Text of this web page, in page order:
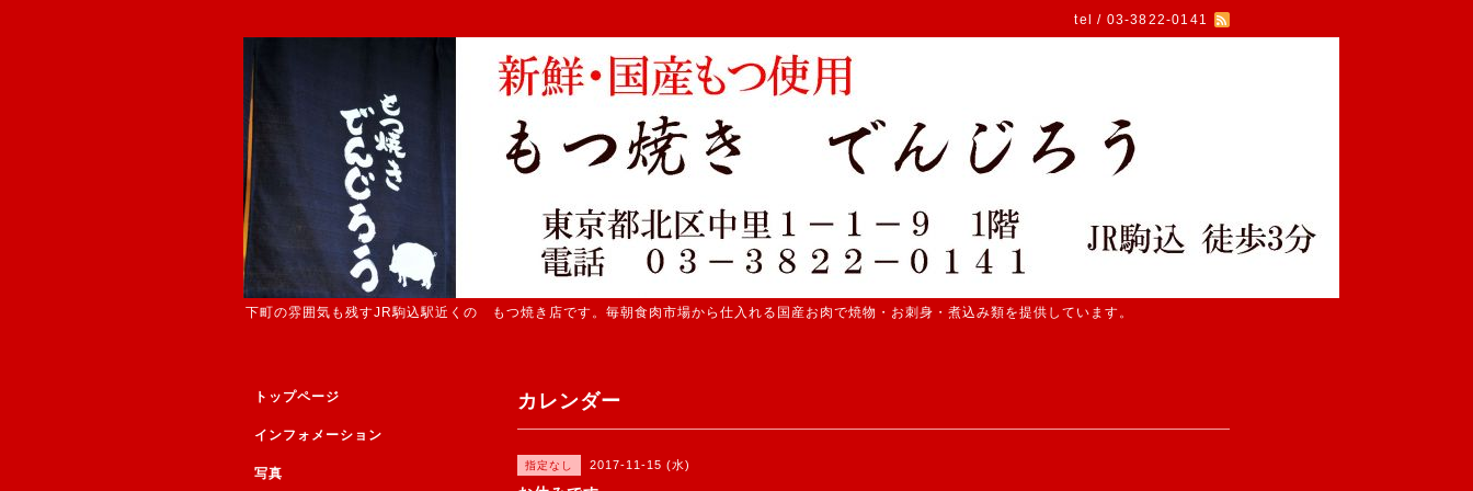
tel / 03-3822-0141
下町の雰囲気も残すJR駒込駅近くの もつ焼き店です。毎朝食肉市場から仕入れる国産お肉で焼物・お刺身・煮込み類を提供しています。
カレンダー
指定なし 2017-11-15 (水)
トップページ
インフォメーション
写真